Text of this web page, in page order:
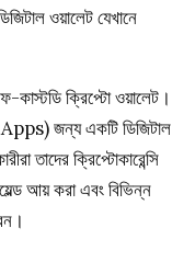
ওয়ালেট যেখানে
কাস্টডি ক্রিপ্টো ওয়ালেট।
জন্য একটি ডিজিটাল
তাদের ক্রিপ্টোকারেন্সি
আয় করা এবং বিভিন্ন